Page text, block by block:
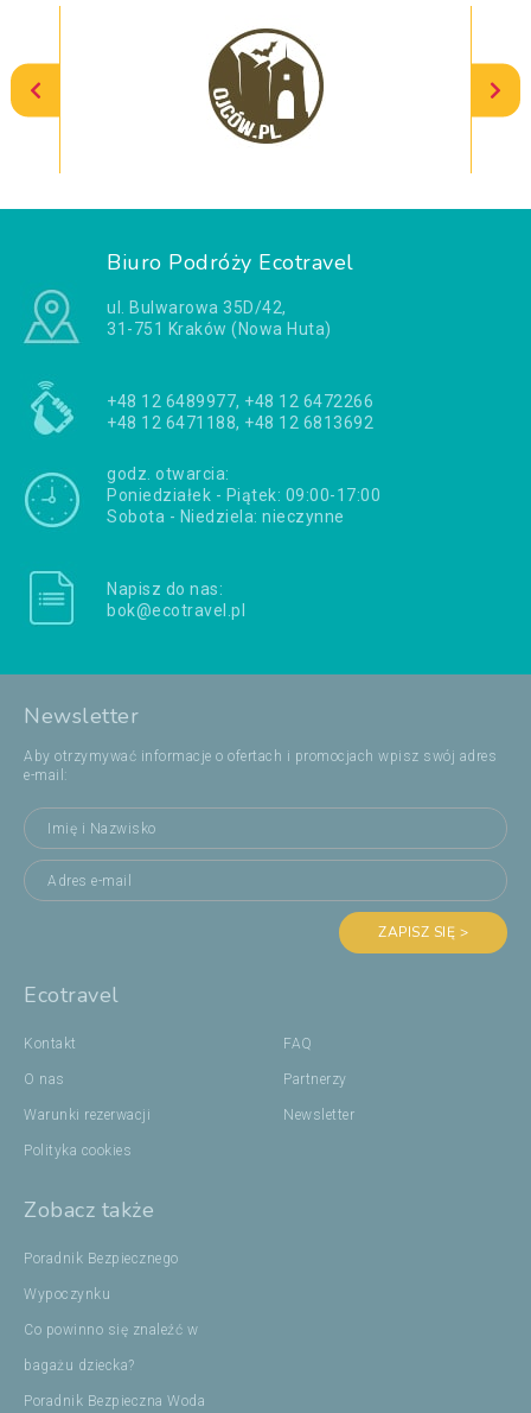
Biuro Podróży Ecotravel
ul. Bulwarowa 35D/42,
31-751 Kraków (Nowa Huta)
+48 12 6489977, +48 12 6472266
+48 12 6471188, +48 12 6813692
godz. otwarcia:
Poniedziałek - Piątek: 09:00-17:00
Sobota - Niedziela: nieczynne
Napisz do nas:
bok@ecotravel.pl
Newsletter
Aby otrzymywać informacje o ofertach i promocjach wpisz swój adres
e-mail:
ZAPISZ SIĘ >
Ecotravel
Kontakt
O nas
Warunki rezerwacji
Polityka cookies
FAQ
Partnerzy
Newsletter
Zobacz także
Poradnik Bezpiecznego
Wypoczynku
Co powinno się znaleźć w
bagażu dziecka?
Poradnik Bezpieczna Woda